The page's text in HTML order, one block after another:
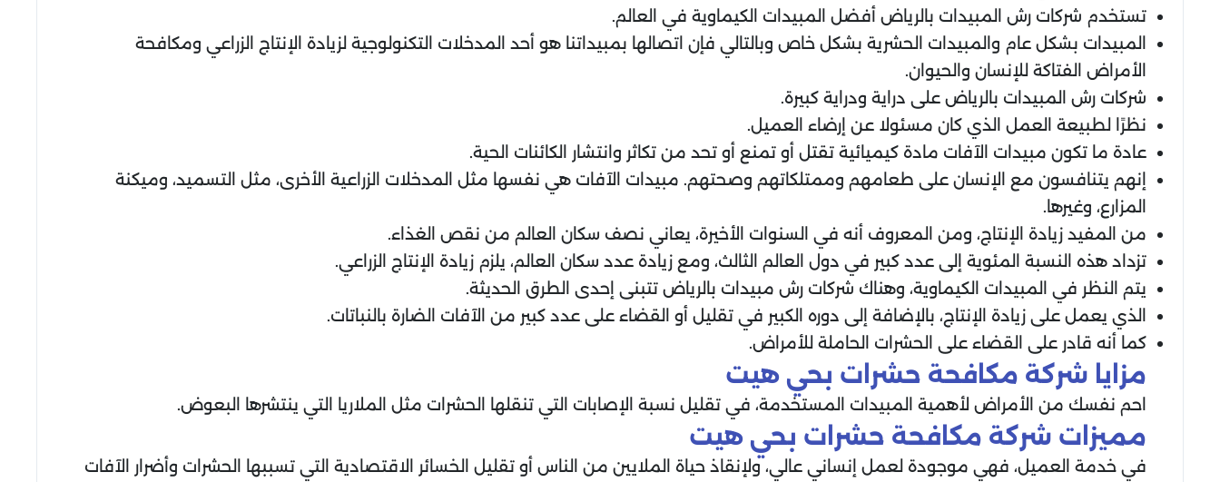
تستخدم شركات رش المبيدات بالرياض أفضل المبيدات الكيماوية في العالم.
المبيدات بشكل عام والمبيدات الحشرية بشكل خاص وبالتالي فإن اتصالها بمبيداتنا هو أحد المدخلات التكنولوجية لزيادة الإنتاج الزراعي ومكافحة
الأمراض الفتاكة للإنسان والحيوان.
شركات رش المبيدات بالرياض على دراية ودراية كبيرة.
نظرًا لطبيعة العمل الذي كان مسئولا عن إرضاء العميل.
عادة ما تكون مبيدات الآفات مادة كيميائية تقتل أو تمنع أو تحد من تكاثر وانتشار الكائنات الحية.
إنهم يتنافسون مع الإنسان على طعامهم وممتلكاتهم وصحتهم. مبيدات الآفات هي نفسها مثل المدخلات الزراعية الأخرى، مثل التسميد، وميكنة
المزارع، وغيرها.
من المفيد زيادة الإنتاج، ومن المعروف أنه في السنوات الأخيرة، يعاني نصف سكان العالم من نقص الغذاء.
تزداد هذه النسبة المئوية إلى عدد كبير في دول العالم الثالث، ومع زيادة عدد سكان العالم، يلزم زيادة الإنتاج الزراعي.
يتم النظر في المبيدات الكيماوية، وهناك شركات رش مبيدات بالرياض تتبنى إحدى الطرق الحديثة.
الذي يعمل على زيادة الإنتاج، بالإضافة إلى دوره الكبير في تقليل أو القضاء على عدد كبير من الآفات الضارة بالنباتات.
كما أنه قادر على القضاء على الحشرات الحاملة للأمراض.
مزايا شركة مكافحة حشرات بحي هيت
احم نفسك من الأمراض لأهمية المبيدات المستخدمة، في تقليل نسبة الإصابات التي تنقلها الحشرات مثل الملاريا التي ينتشرها البعوض.
مميزات شركة مكافحة حشرات بحي هيت
في خدمة العميل، فهي موجودة لعمل إنساني عالي، ولإنقاذ حياة الملايين من الناس أو تقليل الخسائر الاقتصادية التي تسببها الحشرات وأضرار الآفات